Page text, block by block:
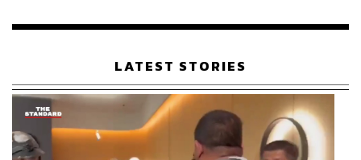
เรือนไทยที่ถูกซุกไว้
LATEST STORIES